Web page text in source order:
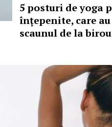
5 posturi de yoga
înțepenite, care
scaunul de la birou